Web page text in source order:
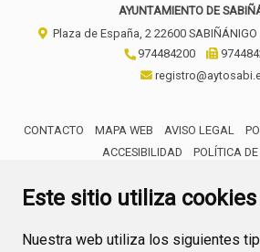
Este sitio utiliza cookies
Nuestra web utiliza los siguientes
AYUNTAMIENTO DE
Plaza de España, 2 22600 SABIÑÁNIGO
974484200
CONTACTO MAPA WEB AVISO LEGAL
ACCESIBILIDAD
POLÍTICA